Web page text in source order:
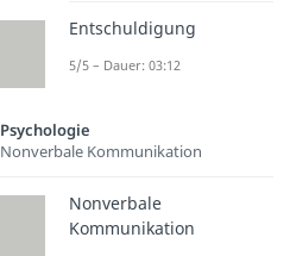
Entschuldigung
5/5 – Dauer: 03:12
Psychologie
Nonverbale Kommunikation
Nonverbale
Kommunikation